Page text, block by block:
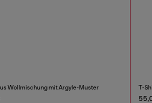
Wollmischung mit Argyle-Muster T-